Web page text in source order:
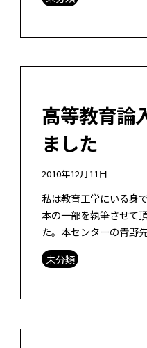
ーションコモンズから
高等教育論
ました
2010年12月11日
私は教育工学にいる身
本の一部を執筆させて
た。本センターの青野
章 高等教育の国際化と
しました。ありがとう
未分類